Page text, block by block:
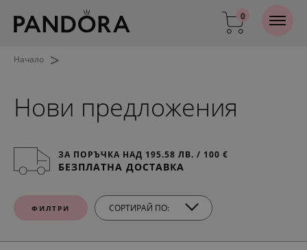
0
Начало >
Нови предложения
ЗА ПОРЪЧКА НАД 195.58 ЛВ. / 100 €
БЕЗПЛАТНА ДОСТАВКА
ФИЛТРИ СОРТИРАЙ ПО: